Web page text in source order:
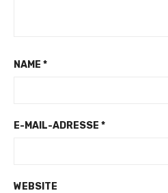
NAME *
E-MAIL-ADRESSE *
WEBSITE